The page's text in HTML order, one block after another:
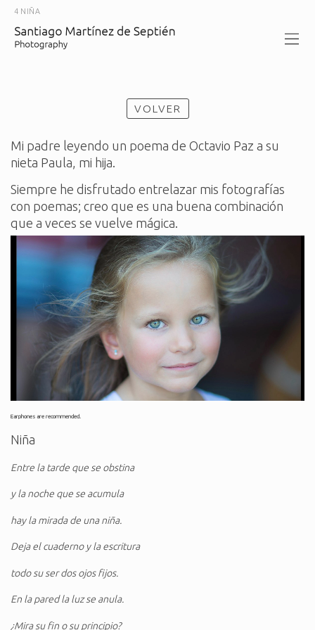
4 NIÑA
VOLVER
Mi padre leyendo un poema de Octavio Paz a su
nieta Paula, mi hija.
Siempre he disfrutado entrelazar mis fotografías
con poemas; creo que es una buena combinación
que a veces se vuelve mágica.
Earphones are recommended.
Niña
Entre la tarde que se obstina
y la noche que se acumula
hay la mirada de una niña.
Deja el cuaderno y la escritura
todo su ser dos ojos fijos.
En la pared la luz se anula.
¿Mira su fin o su principio?